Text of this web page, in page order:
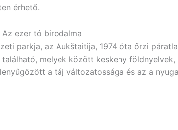
érhető.
ezer tó birodalma
parkja, az Aukštaitija, 1974 óta őrzi
melyek között keskeny földnyelvek,
a táj változatossága és az a